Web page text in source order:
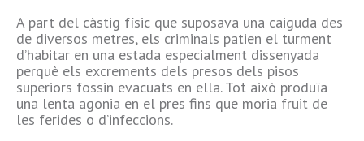
A part del càstig físic que suposava una caiguda des
de diversos metres, els criminals patien el turment
d’habitar en una estada especialment dissenyada
perquè els excrements dels presos dels pisos
superiors fossin evacuats en ella. Tot això produïa
una lenta agonia en el pres fins que moria fruit de
les ferides o d’infeccions.